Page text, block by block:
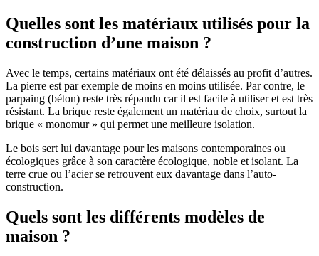
Quelles sont les matériaux utilisés pour la
construction d’une maison ?
Avec le temps, certains matériaux ont été délaissés au profit d’autres.
La pierre est par exemple de moins en moins utilisée. Par contre, le
parpaing (béton) reste très répandu car il est facile à utiliser et est très
résistant. La brique reste également un matériau de choix, surtout la
brique « monomur » qui permet une meilleure isolation.
Le bois sert lui davantage pour les maisons contemporaines ou
écologiques grâce à son caractère écologique, noble et isolant. La
terre crue ou l’acier se retrouvent eux davantage dans l’auto-
construction.
Quels sont les différents modèles de
maison ?